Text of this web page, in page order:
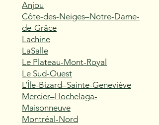
Anjou
Côte-des-Neiges–Notre-Dame-
de-Grâce
Lachine
LaSalle
Le Plateau-Mont-Royal
Le Sud-Ouest
L’Île-Bizard–Sainte-Geneviève
Mercier–Hochelaga-
Maisonneuve
Montréal-Nord